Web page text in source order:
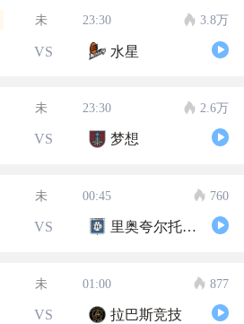
未 23:30 3.8万
VS 水星
未 23:30 2.6万
VS 梦想
未 00:45 760
VS 里奥夸尔托学生队
未 01:00 877
VS 拉巴斯竞技